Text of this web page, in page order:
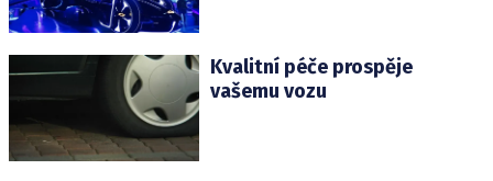
Kvalitní péče prospěje
vašemu vozu